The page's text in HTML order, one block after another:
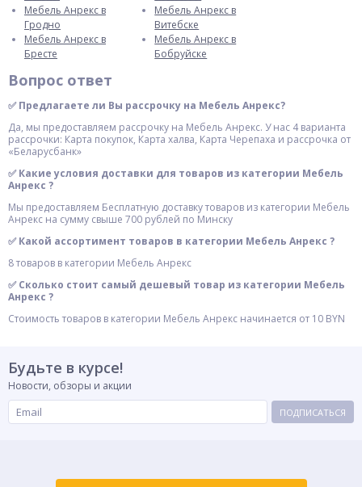
Мебель Анрекс в
Гродно
Мебель Анрекс в
Бресте
Мебель Анрекс в
Витебске
Мебель Анрекс в
Бобруйске
Вопрос ответ
✅ Предлагаете ли Вы рассрочку на Мебель Анрекс?
Да, мы предоставляем рассрочку на Мебель Анрекс. У нас 4 варианта
рассрочки: Карта покупок, Карта халва, Карта Черепаха и рассрочка от
«Беларусбанк»
✅ Какие условия доставки для товаров из категории Мебель
Анрекс ?
Мы предоставляем Бесплатную доставку товаров из категории Мебель
Анрекс на сумму свыше 700 рублей по Минску
✅ Какой ассортимент товаров в категории Мебель Анрекс ?
8 товаров в категории Мебель Анрекс
✅ Сколько стоит самый дешевый товар из категории Мебель
Анрекс ?
Стоимость товаров в категории Мебель Анрекс начинается от 10 BYN
Будьте в курсе!
Новости, обзоры и акции
ПОДПИСАТЬСЯ